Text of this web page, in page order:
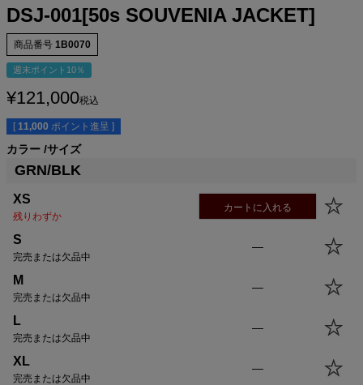
サイズ 身丈 身幅
XS
53.0cm
S
56.0cm
M
L
62.0cm
XL
USM 65.0cm67.0cm
USL
DSJ-001[50s SOUVENIA JACKET]
商品番号 1B0070
週末ポイント10％
¥121,000税込
[ 11,000 ポイント進呈 ]
カラー サイズ
GRN/BLK
XS
残りわずか
カートに入れる
S
完売または欠品中
—
M
完売または欠品中
—
L
完売または欠品中
—
XL
完売または欠品中
—